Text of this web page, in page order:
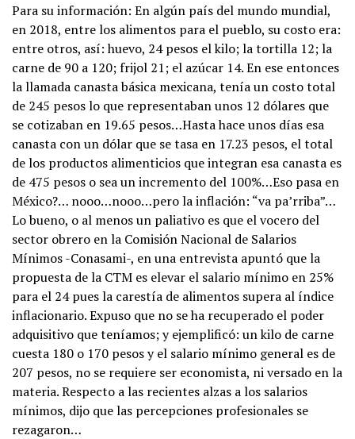
Para su información: En algún país del mundo mundial,
en 2018, entre los alimentos para el pueblo, su costo era:
entre otros, así: huevo, 24 pesos el kilo; la tortilla 12; la
carne de 90 a 120; frijol 21; el azúcar 14. En ese entonces
la llamada canasta básica mexicana, tenía un costo total
de 245 pesos lo que representaban unos 12 dólares que
se cotizaban en 19.65 pesos…Hasta hace unos días esa
canasta con un dólar que se tasa en 17.23 pesos, el total
de los productos alimenticios que integran esa canasta es
de 475 pesos o sea un incremento del 100%…Eso pasa en
México?… nooo…nooo…pero la inflación: “va pa’rriba”…
Lo bueno, o al menos un paliativo es que el vocero del
sector obrero en la Comisión Nacional de Salarios
Mínimos -Conasami-, en una entrevista apuntó que la
propuesta de la CTM es elevar el salario mínimo en 25%
para el 24 pues la carestía de alimentos supera al índice
inflacionario. Expuso que no se ha recuperado el poder
adquisitivo que teníamos; y ejemplificó: un kilo de carne
cuesta 180 o 170 pesos y el salario mínimo general es de
207 pesos, no se requiere ser economista, ni versado en la
materia. Respecto a las recientes alzas a los salarios
mínimos, dijo que las percepciones profesionales se
rezagaron…